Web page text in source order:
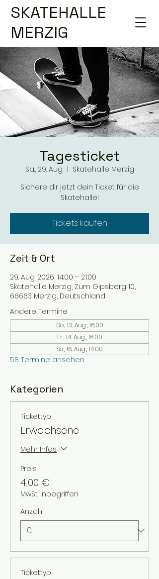
SKATEHALLE
MERZIG
Tagesticket
Sa., 29. Aug.
  |
Skatehalle Merzig
Sichere dir jetzt dein Ticket für die
Skatehalle!
Tickets kaufen
Zeit & Ort
29. Aug. 2026, 14:00 – 21:00
Skatehalle Merzig, Zum Gipsberg 10,
66663 Merzig, Deutschland
Andere Termine
Do., 13. Aug., 16:00
Fr., 14. Aug., 16:00
So., 16. Aug., 14:00
58 Termine ansehen
Kategorien
Tickettyp
Erwachsene
Mehr Infos
Preis
4,00 €
MwSt. inbegriffen
Anzahl
Tickettyp